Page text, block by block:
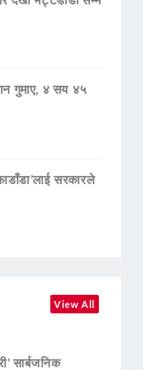
गुमाए, ४ सय ४५
सरकारले
View All
सार्बजनिक